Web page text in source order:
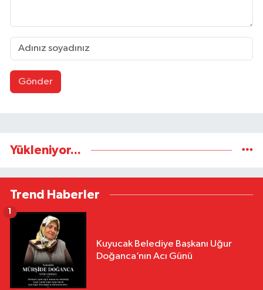
Gönder
Yükleniyor...
Trend Haberler
Kuyucak Belediye Başkanı Uğur
Doğanca’nın Acı Günü